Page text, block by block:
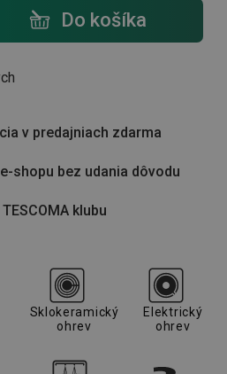
Do košíka
v predajniach zdarma
shopu bez udania dôvodu
klubu
Sklokeramický
ohrev
Elektrický
ohrev